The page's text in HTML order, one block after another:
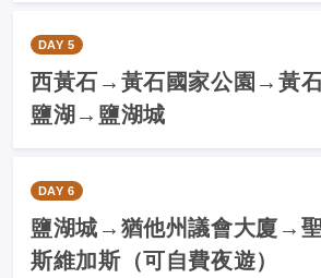
DAY 5
西黃石→黃石國家公園→黃
鹽湖→鹽湖城
DAY 6
鹽湖城→猶他州議會大廈→
斯維加斯（可自費夜遊）